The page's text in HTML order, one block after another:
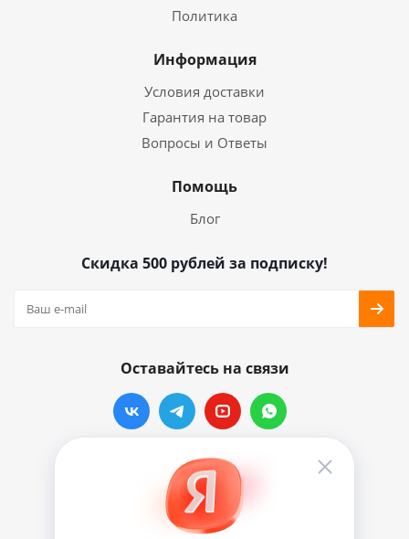
Политика
Информация
Условия доставки
Гарантия на товар
Вопросы и Ответы
Помощь
Блог
Скидка 500 рублей за подписку!
Оставайтесь на связи
Наши контакты
info@vinylmarkt.ru